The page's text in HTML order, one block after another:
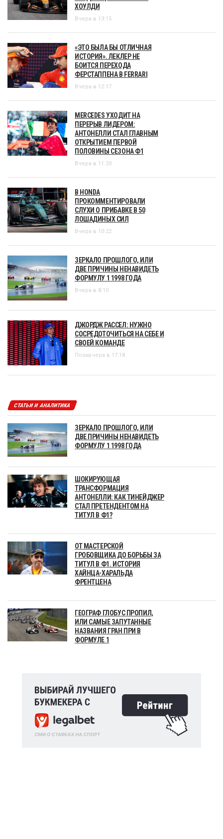
ХОУЛДИ
Вчера в 13:15
«ЭТО БЫЛА БЫ ОТЛИЧНАЯ
ИСТОРИЯ». ЛЕКЛЕР НЕ
БОИТСЯ ПЕРЕХОДА
ФЕРСТАППЕНА В FERRARI
Вчера в 12:17
MERCEDES УХОДИТ НА
ПЕРЕРЫВ ЛИДЕРОМ:
АНТОНЕЛЛИ СТАЛ ГЛАВНЫМ
ОТКРЫТИЕМ ПЕРВОЙ
ПОЛОВИНЫ СЕЗОНА Ф1
Вчера в 11:20
В HONDA
ПРОКОММЕНТИРОВАЛИ
СЛУХИ О ПРИБАВКЕ В 50
ЛОШАДИНЫХ СИЛ
Вчера в 10:22
ЗЕРКАЛО ПРОШЛОГО, ИЛИ
ДВЕ ПРИЧИНЫ НЕНАВИДЕТЬ
ФОРМУЛУ 1 1998 ГОДА
Вчера в 8:10
ДЖОРДЖ РАССЕЛ: НУЖНО
СОСРЕДОТОЧИТЬСЯ НА СЕБЕ И
СВОЕЙ КОМАНДЕ
Позавчера в 17:18
СТАТЬИ И АНАЛИТИКА
ЗЕРКАЛО ПРОШЛОГО, ИЛИ
ДВЕ ПРИЧИНЫ НЕНАВИДЕТЬ
ФОРМУЛУ 1 1998 ГОДА
ШОКИРУЮЩАЯ
ТРАНСФОРМАЦИЯ
АНТОНЕЛЛИ: КАК ТИНЕЙДЖЕР
СТАЛ ПРЕТЕНДЕНТОМ НА
ТИТУЛ В Ф1?
ОТ МАСТЕРСКОЙ
ГРОБОВЩИКА ДО БОРЬБЫ ЗА
ТИТУЛ В Ф1. ИСТОРИЯ
ХАЙНЦА-ХАРАЛЬДА
ФРЕНТЦЕНА
ГЕОГРАФ ГЛОБУС ПРОПИЛ,
ИЛИ САМЫЕ ЗАПУТАННЫЕ
НАЗВАНИЯ ГРАН ПРИ В
ФОРМУЛЕ 1